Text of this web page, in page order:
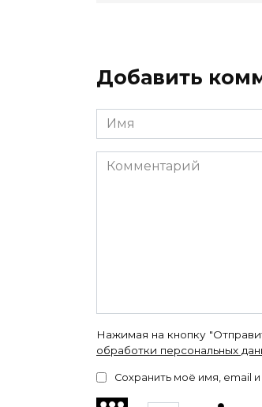
Добавить
Имя
Комментарий
Нажимая на кнопку
обработки персональных
Сохранить моё имя, email